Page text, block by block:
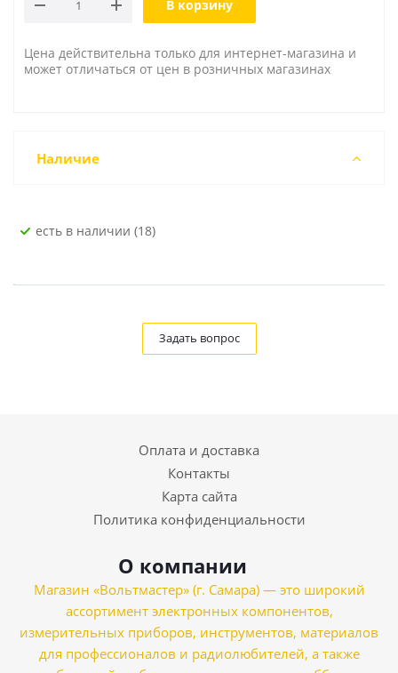
В корзину
Цена действительна только для интернет-магазина и
может отличаться от цен в розничных магазинах
Наличие
Есть в наличии (18)
Задать вопрос
Оплата и доставка
Контакты
Карта сайта
Политика конфиденциальности
О компании
Магазин «Вольтмастер» (г. Самара) — это широкий
ассортимент электронных компонентов,
измерительных приборов, инструментов, материалов
для профессионалов и радиолюбителей, а также